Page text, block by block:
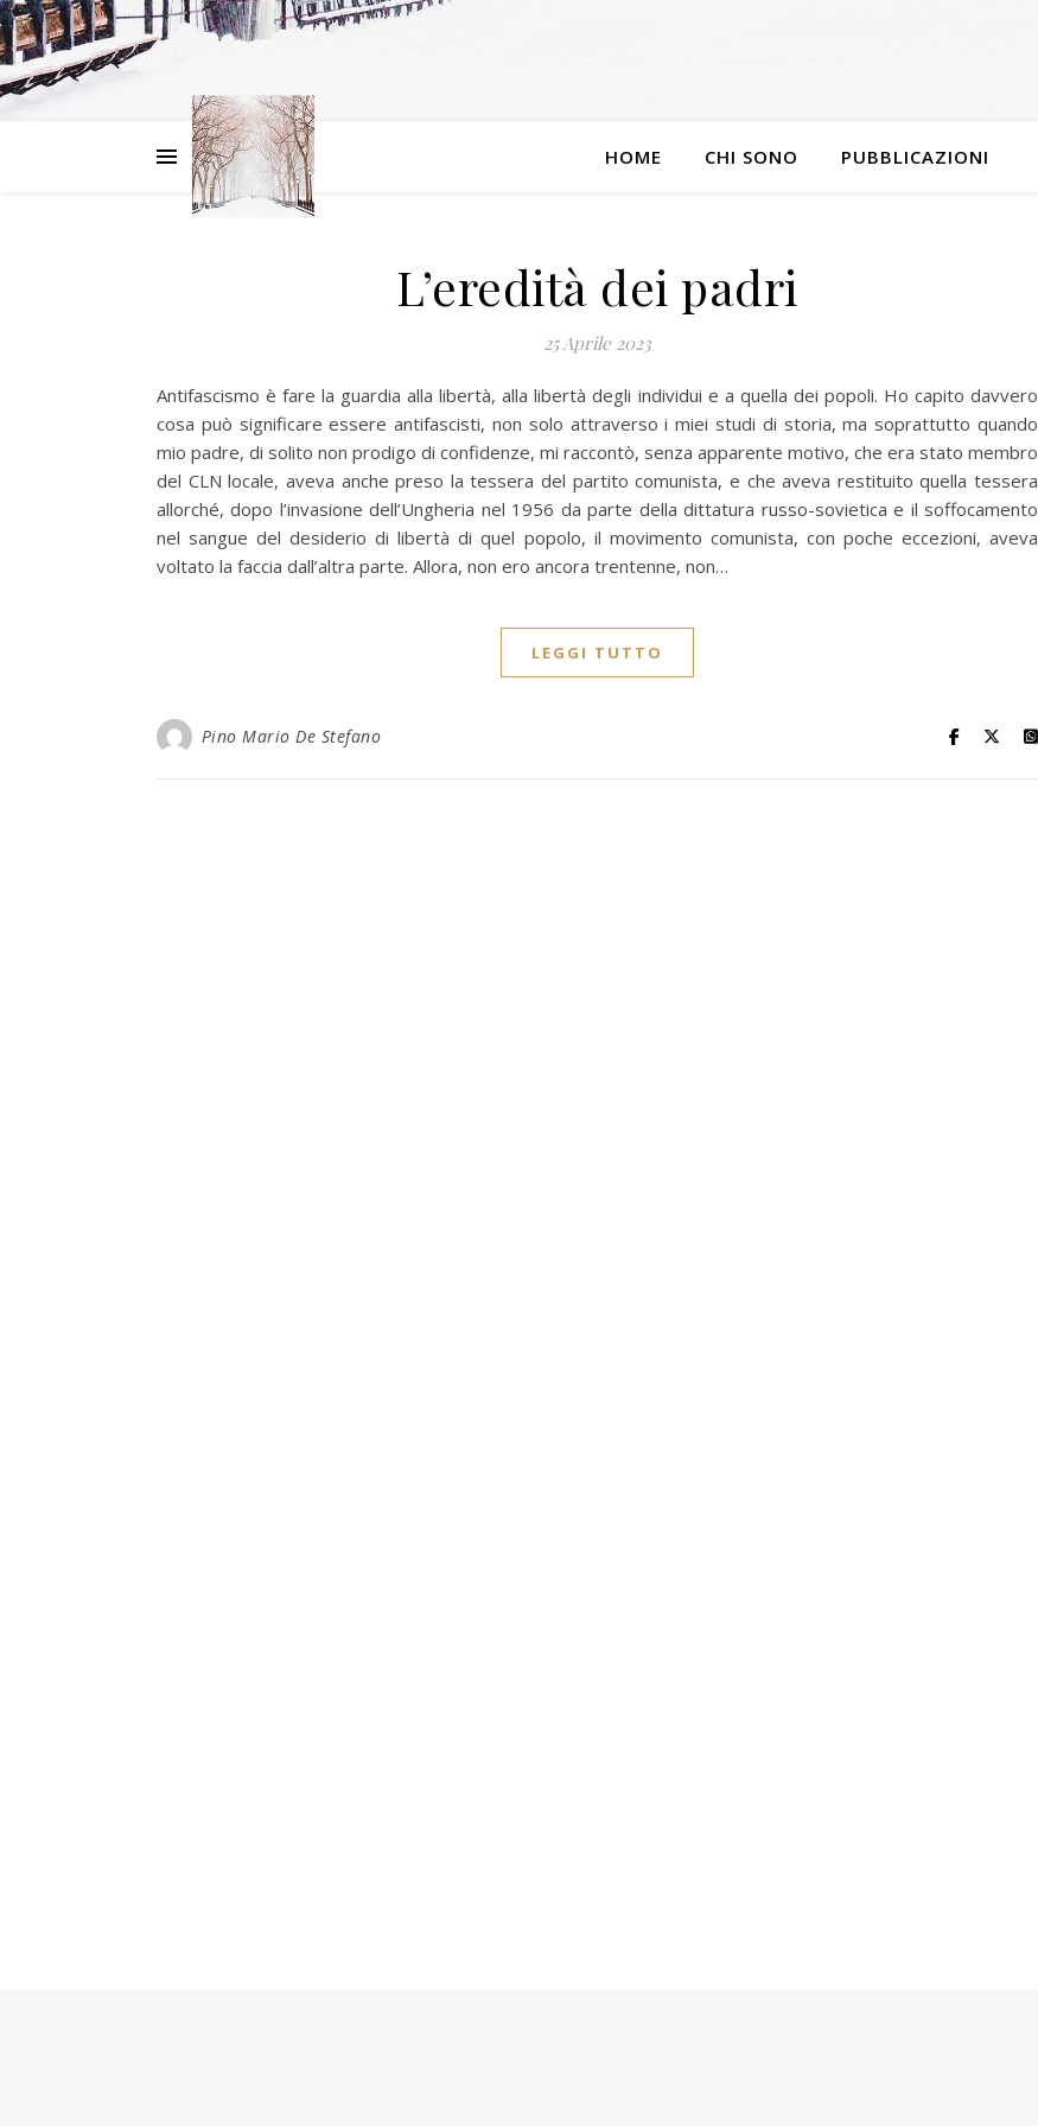
HOME CHI SONO PUBBLICAZIONI
L’eredità dei padri
25 Aprile 2023
Antifascismo è fare la guardia alla libertà, alla libertà degli individui e a quella dei popoli. Ho capito davvero
cosa può significare essere antifascisti, non solo attraverso i miei studi di storia, ma soprattutto quando
mio padre, di solito non prodigo di confidenze, mi raccontò, senza apparente motivo, che era stato membro
del CLN locale, aveva anche preso la tessera del partito comunista, e che aveva restituito quella tessera
allorché, dopo l’invasione dell’Ungheria nel 1956 da parte della dittatura russo-sovietica e il soffocamento
nel sangue del desiderio di libertà di quel popolo, il movimento comunista, con poche eccezioni, aveva
voltato la faccia dall’altra parte. Allora, non ero ancora trentenne, non…
LEGGI TUTTO
Pino Mario De Stefano